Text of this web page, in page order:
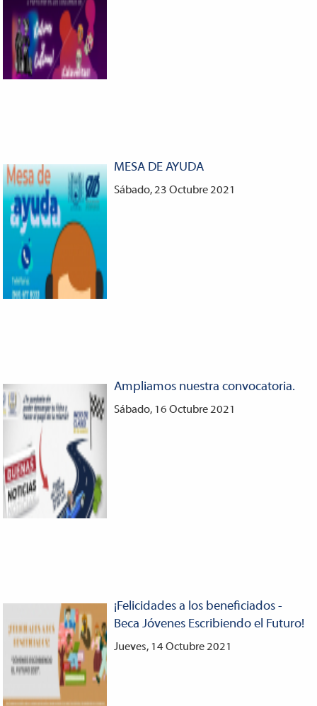
MESA DE AYUDA
Sábado, 23 Octubre 2021
Ampliamos nuestra convocatoria.
Sábado, 16 Octubre 2021
¡Felicidades a los beneficiados -
Beca Jóvenes Escribiendo el Futuro!
Jueves, 14 Octubre 2021